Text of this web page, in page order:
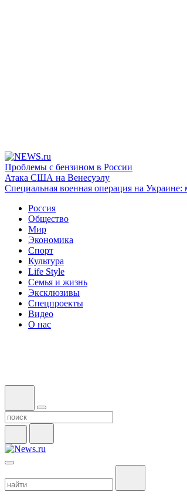
Проблемы с бензином в России
Атака США на Венесуэлу
Специальная военная операция на
Россия
Общество
Мир
Экономика
Спорт
Культура
Life Style
Семья и жизнь
Эксклюзивы
Спецпроекты
Видео
О нас